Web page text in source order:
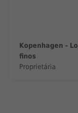
Kopenhagen –
finos
Proprietária